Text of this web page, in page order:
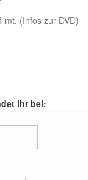
(Infos zur DVD)
ihr bei: